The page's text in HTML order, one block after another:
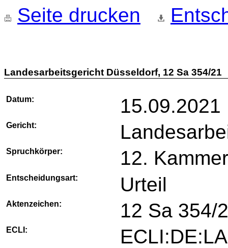
Seite drucken
Landesarbeitsgericht Düsseldorf, 12 Sa 354/21
Datum: 15.09.2021
Gericht:
Spruchkörper: 12.
Entscheidungsart: Urteil
Aktenzeichen: 12 Sa 354/
ECLI: